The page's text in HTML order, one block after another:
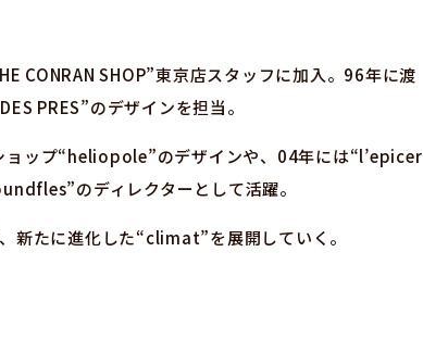
CONRAN SHOP”東京店スタッフに加入。96年に渡
PRES”のデザインを担当。
ョップ“heliopole”のデザインや、04年には“l’epicer
のディレクターとして活躍。
たに進化した“climat”を展開していく。